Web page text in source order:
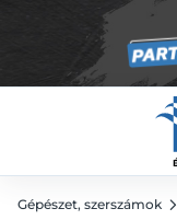
Gépészet, szerszámok